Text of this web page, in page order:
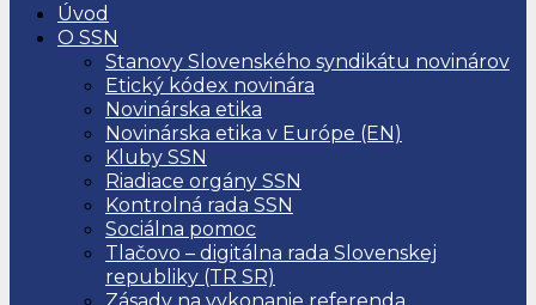
Úvod
O SSN
Stanovy Slovenského syndikátu novinárov
Etický kódex novinára
Novinárska etika
Novinárska etika v Európe (EN)
Kluby SSN
Riadiace orgány SSN
Kontrolná rada SSN
Sociálna pomoc
Tlačovo – digitálna rada Slovenskej
republiky (TR SR)